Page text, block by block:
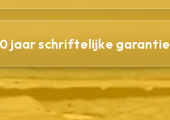
jaar schriftelijke garantie